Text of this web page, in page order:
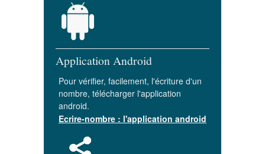
Application Android
Pour vérifier, facilement, l'écriture d'un
nombre, télécharger l'application
android.
Ecrire-nombre : l'application android